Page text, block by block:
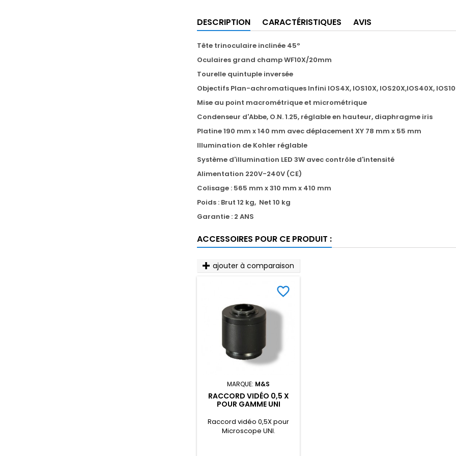
DESCRIPTION CARACTÉRISTIQUES AVIS
Tête trinoculaire inclinée 45º
Oculaires grand champ WF10X/20mm
Tourelle quintuple inversée
Objectifs Plan-achromatiques Infini IOS4X, IOS10X, IOS20X,IOS40X,
Mise au point macrométrique et micrométrique
Condenseur d'Abbe, O.N. 1.25, réglable en hauteur, diaphragme iris
Platine 190 mm x 140 mm avec déplacement XY 78 mm x 55 mm
Illumination de Kohler réglable
Système d'illumination LED 3W avec contrôle d'intensité
Alimentation 220V-240V (CE)
Colisage : 565 mm x 310 mm x 410 mm
Poids : Brut 12 kg, Net 10 kg
Garantie : 2 ANS
ACCESSOIRES POUR CE PRODUIT :
ajouter à comparaison
MARQUE: M&S
RACCORD VIDÉO 0,5 X
POUR GAMME UNI
favorite_border
Raccord vidéo 0,5X pour
Microscope UNI.